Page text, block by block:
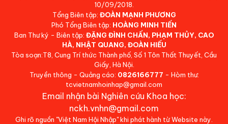
10/09/2018.
Tổng Biên tập: ĐOÀN MẠNH PHƯƠNG
Phó Tổng Biên tập: HOÀNG MINH TIẾN
Ban Thư ký - Biên tập: ĐẶNG ĐÌNH CHẤN, PHẠM THỦY, CAO
HÀ, NHẬT QUANG, ĐOÀN HIẾU
Tòa soạn:T8, Cung Trí thức Thành phố, Số 1 Tôn Thất Thuyết, Cầu
Giấy, Hà Nội.
Truyền thông - Quảng cáo: 0826166777 - Hòm thư:
tcvietnamhoinhap@gmail.com
Email nhận bài Nghiên cứu Khoa học:
nckh.vnhn@gmail.com
Ghi rõ nguồn "Việt Nam Hội Nhập" khi phát hành từ Website này.